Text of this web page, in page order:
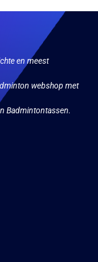
en meest
webshop met
Badmintontassen.